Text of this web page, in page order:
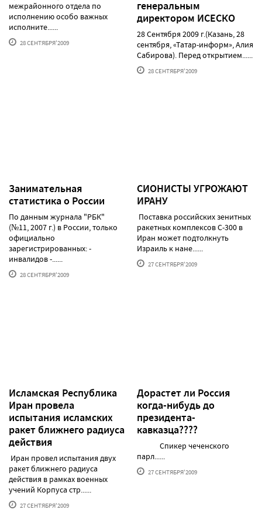
межрайонного отдела по
исполнению особо важных
исполните......
28 СЕНТЯБРЯ'2009
генеральным
директором ИСЕСКО
28 Сентября 2009 г.(Казань, 28
сентября, «Татар-информ», Алия
Сабирова). Перед открытием......
28 СЕНТЯБРЯ'2009
Занимательная
статистика о России
По данным журнала "РБК"
(№11, 2007 г.) в России, только
официально
зарегистрированных: -
инвалидов -......
28 СЕНТЯБРЯ'2009
СИОНИСТЫ УГРОЖАЮТ
ИРАНУ
Поставка российских зенитных
ракетных комплексов С-300 в
Иран может подтолкнуть
Израиль к нане......
27 СЕНТЯБРЯ'2009
Исламская Республика
Иран провела
испытания исламских
ракет ближнего радиуса
действия
Иран провел испытания двух
ракет ближнего радиуса
действия в рамках военных
учений Корпуса стр......
27 СЕНТЯБРЯ'2009
Дорастет ли Россия
когда-нибудь до
президента-
кавказца????
Спикер чеченского
парл......
27 СЕНТЯБРЯ'2009